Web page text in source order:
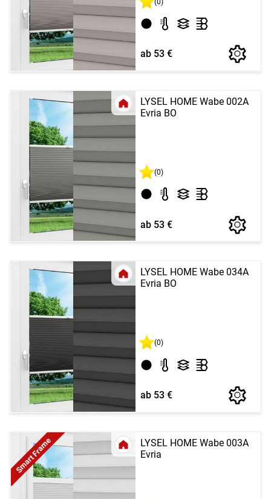
ab 53 €
LYSEL HOME Wabe 002A
Evria BO
(0)
ab 53 €
LYSEL HOME Wabe 034A
Evria BO
(0)
ab 53 €
LYSEL HOME Wabe 003A
Evria
Smart Frame